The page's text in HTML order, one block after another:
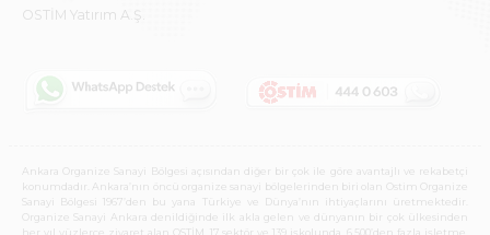
OSTİM Yatırım A.Ş.
Ankara Organize Sanayi Bölgesi açısından diğer bir çok ile göre avantajlı ve rekabetçi
konumdadır. Ankara’nın öncü organize sanayi bölgelerinden biri olan Ostim Organize
Sanayi Bölgesi 1967’den bu yana Türkiye ve Dünya’nın ihtiyaçlarını üretmektedir.
Organize Sanayi Ankara denildiğinde ilk akla gelen ve dünyanın bir çok ülkesinden
her yıl yüzlerce ziyaret alan OSTİM, 17 sektör ve 139 işkolunda, 6.500’den fazla işletme,